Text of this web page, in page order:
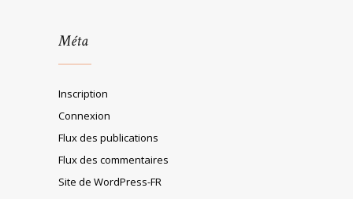
Méta
Inscription
Connexion
Flux des publications
Flux des commentaires
Site de WordPress-FR